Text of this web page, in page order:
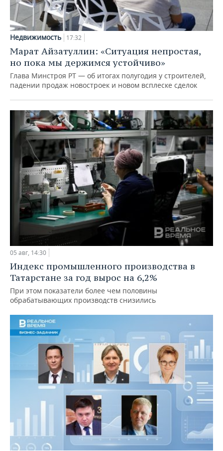
Недвижимость 17:32
Марат Айзатуллин: «Ситуация непростая,
но пока мы держимся устойчиво»
Глава Минстроя РТ — об итогах полугодия у строителей,
падении продаж новостроек и новом всплеске сделок
05 авг, 14:30
Индекс промышленного производства в
Татарстане за год вырос на 6,2%
При этом показатели более чем половины
обрабатывающих производств снизились